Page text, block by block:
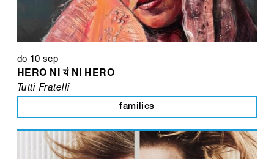
do 10 sep
HERO NI यं NI HERO
Tutti Fratelli
families